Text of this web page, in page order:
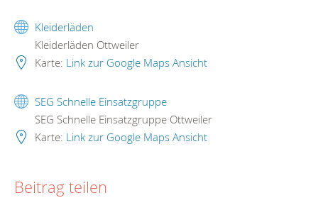
Kleiderläden
Kleiderläden Ottweiler
Karte: Link zur Google Maps Ansicht
SEG Schnelle Einsatzgruppe
SEG Schnelle Einsatzgruppe Ottweiler
Karte: Link zur Google Maps Ansicht
Beitrag teilen